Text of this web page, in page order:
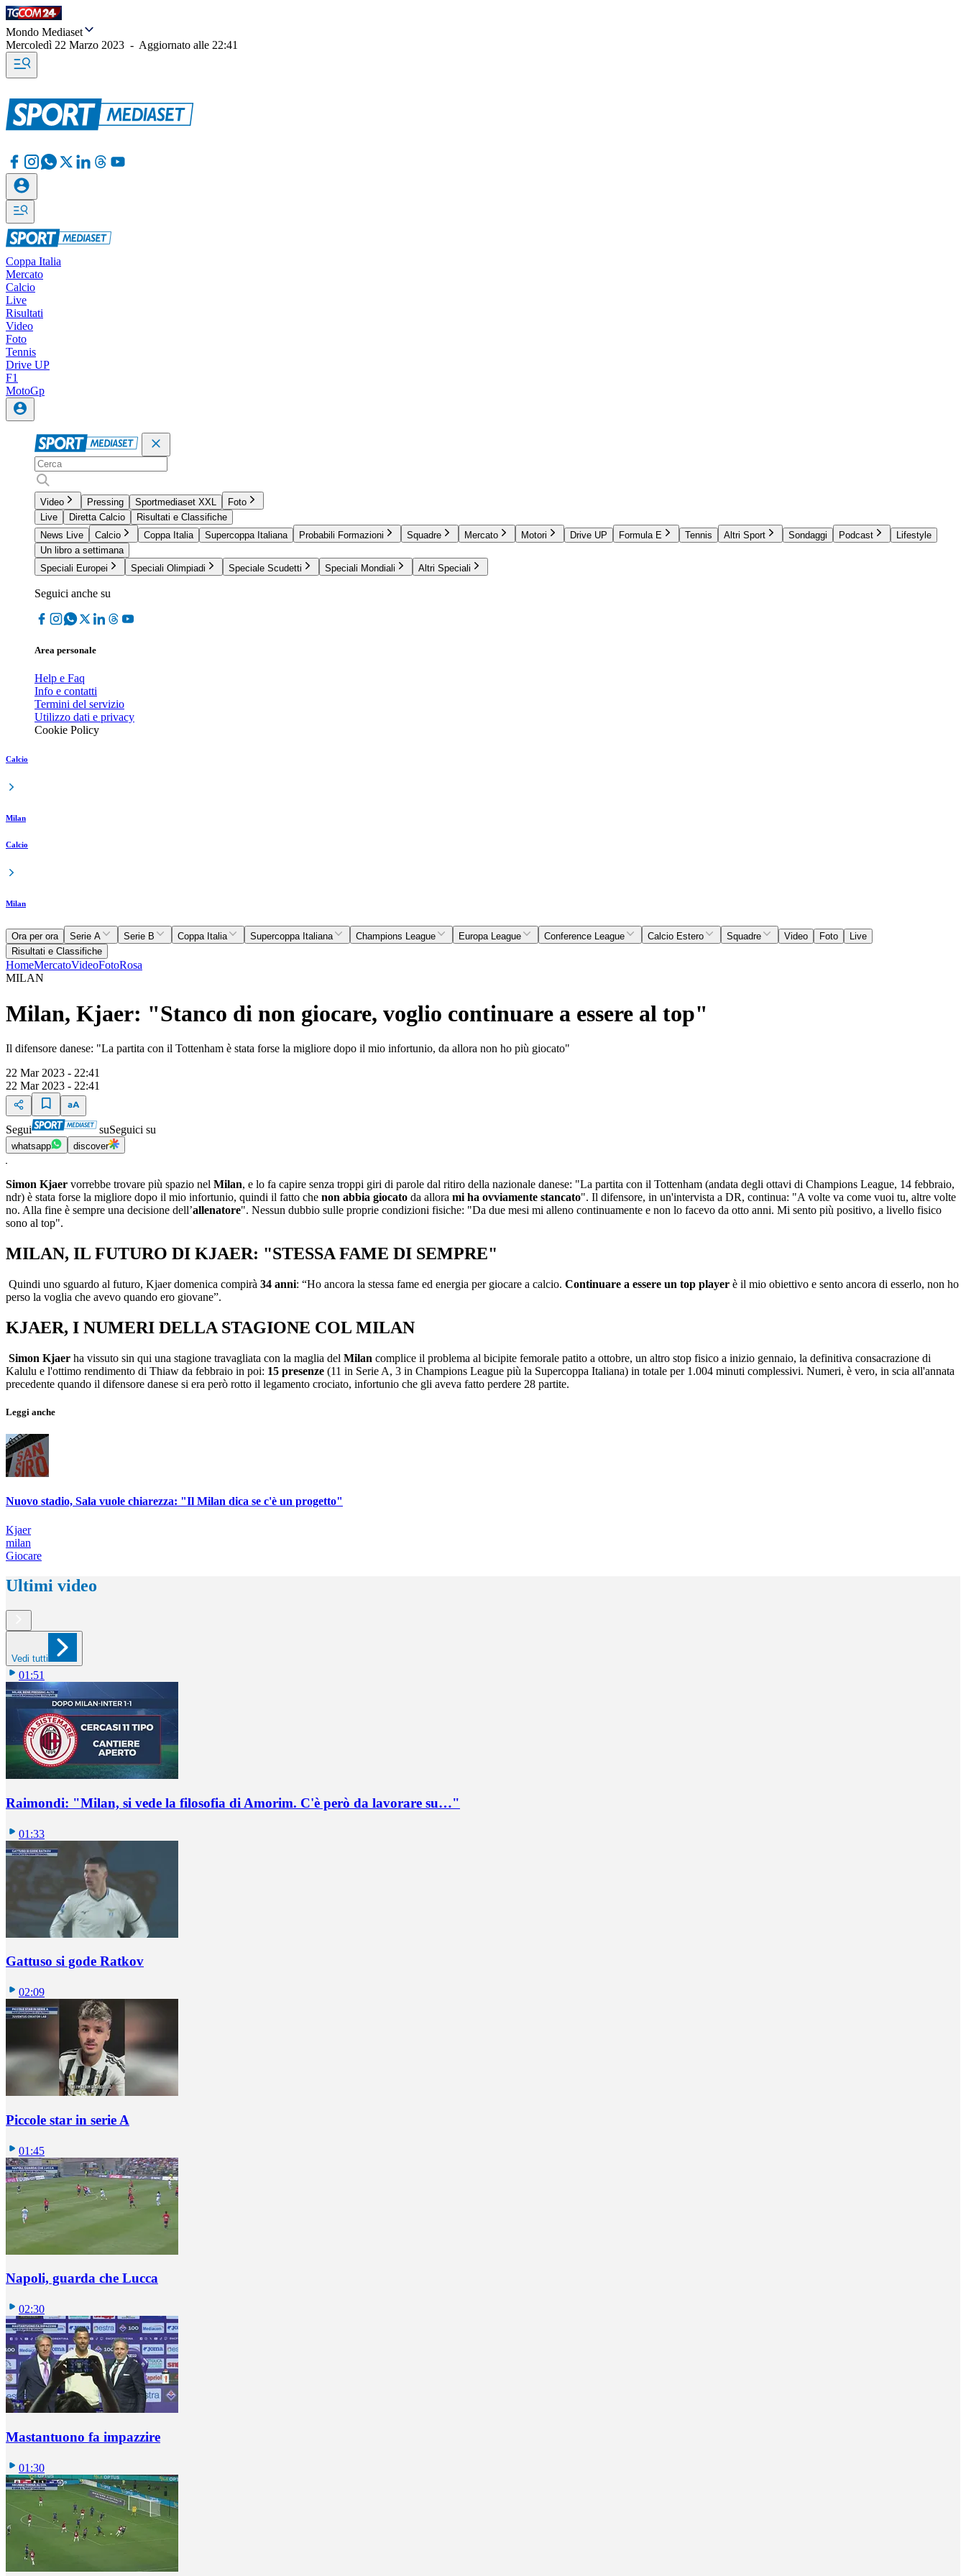
Mondo Mediaset
Mercoledì 22 Marzo 2023 - Aggiornato alle 22:41
Coppa Italia
Mercato
Calcio
Live
Risultati
Video
Foto
Tennis
Drive UP
F1
MotoGp
Video Pressing Sportmediaset XXL
Foto
Live
Diretta Calcio
Risultati e Classifiche
News Live
Calcio Coppa Italia Supercoppa Italiana Probabili Formazioni Squadre Mercato Motori Drive UP Formula E Tennis Altri Sport Sondaggi Podcast
Lifestyle
Un libro a settimana
Speciali Europei
Speciali Olimpiadi Speciale Scudetti Speciali Mondiali Altri Speciali
Seguici anche su
Area personale
Help e Faq
Info e contatti
Termini del servizio
Utilizzo dati e privacy
Cookie Policy
Calcio
Milan
Calcio
Milan
Ora per ora Serie A Serie B Coppa Italia Supercoppa Italiana Champions League Europa League Conference League Calcio Estero Squadre Video Foto
Live
Risultati e Classifiche
HomeMercatoVideoFotoRosa
MILAN
Milan, Kjaer: "Stanco di non giocare, voglio continuare a essere al top"
Il difensore danese: "La partita con il Tottenham è stata forse la migliore dopo il mio infortunio, da allora non ho più giocato"
22 Mar 2023 - 22:41
22 Mar 2023 - 22:41
Segui suSeguici su
whatsapp discover
Simon Kjaer vorrebbe trovare più spazio nel Milan, e lo fa capire senza troppi giri di parole dal ritiro della nazionale danese: "La partita con il Tottenham (andata degli ottavi di Champions League, 14 febbraio,
ndr) è stata forse la migliore dopo il mio infortunio, quindi il fatto che non abbia giocato da allora mi ha ovviamente stancato". Il difensore, in un'intervista a DR, continua: "A volte va come vuoi tu, altre volte
no. Alla fine è sempre una decisione dell’allenatore". Nessun dubbio sulle proprie condizioni fisiche: "Da due mesi mi alleno continuamente e non lo facevo da otto anni. Mi sento più positivo, a livello fisico
sono al top".
MILAN, IL FUTURO DI KJAER: "STESSA FAME DI SEMPRE"
Quindi uno sguardo al futuro, Kjaer domenica compirà 34 anni: “Ho ancora la stessa fame ed energia per giocare a calcio. Continuare a essere un top player è il mio obiettivo e sento ancora di esserlo, non ho
perso la voglia che avevo quando ero giovane”.
KJAER, I NUMERI DELLA STAGIONE COL MILAN
Simon Kjaer ha vissuto sin qui una stagione travagliata con la maglia del Milan complice il problema al bicipite femorale patito a ottobre, un altro stop fisico a inizio gennaio, la definitiva consacrazione di
Kalulu e l'ottimo rendimento di Thiaw da febbraio in poi: 15 presenze (11 in Serie A, 3 in Champions League più la Supercoppa Italiana) in totale per 1.004 minuti complessivi. Numeri, è vero, in scia all'annata
precedente quando il difensore danese si era però rotto il legamento crociato, infortunio che gli aveva fatto perdere 28 partite.
Leggi anche
Nuovo stadio, Sala vuole chiarezza: "Il Milan dica se c'è un progetto"
Kjaer
milan
Giocare
Ultimi video
Vedi tutti
01:51
Raimondi: "Milan, si vede la filosofia di Amorim. C'è però da lavorare su…"
01:33
Gattuso si gode Ratkov
02:09
Piccole star in serie A
01:45
Napoli, guarda che Lucca
02:30
Mastantuono fa impazzire
01:30